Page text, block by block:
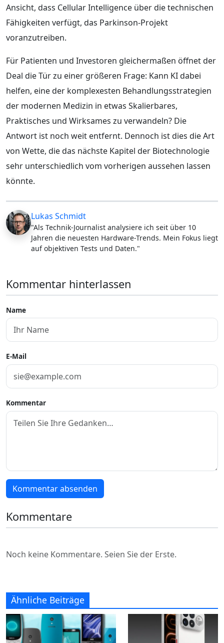
Ansicht, dass Cellular Intelligence über die technischen
Fähigkeiten verfügt, das Parkinson-Projekt
voranzutreiben.
Für Patienten und Investoren gleichermaßen öffnet der
Deal die Tür zu einer größeren Frage: Kann KI dabei
helfen, eine der komplexesten Behandlungsstrategien
der modernen Medizin in etwas Skalierbares,
Praktisches und Wirksames zu verwandeln? Die
Antwort ist noch weit entfernt. Dennoch ist dies die Art
von Wette, die das nächste Kapitel der Biotechnologie
sehr unterschiedlich vom vorherigen aussehen lassen
könnte.
Lukas Schmidt
"Als Technik-Journalist analysiere ich seit über 10
Jahren die neuesten Hardware-Trends. Mein Fokus liegt
auf objektiven Tests und Daten."
Kommentar hinterlassen
Name
E-Mail
Kommentar
Kommentar absenden
Kommentare
Noch keine Kommentare. Seien Sie der Erste.
Ähnliche Beiträge